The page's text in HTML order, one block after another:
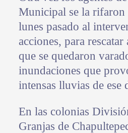
Municipal se la rifaron
lunes pasado al
acciones, para rescatar
que se quedaron
inundaciones que
intensas lluvias de ese
En las colonias
Granjas de